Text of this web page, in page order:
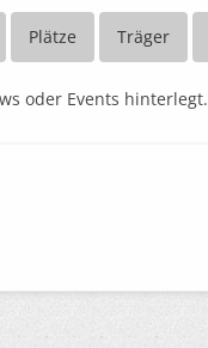
Plätze Träger
oder Events hinterlegt.